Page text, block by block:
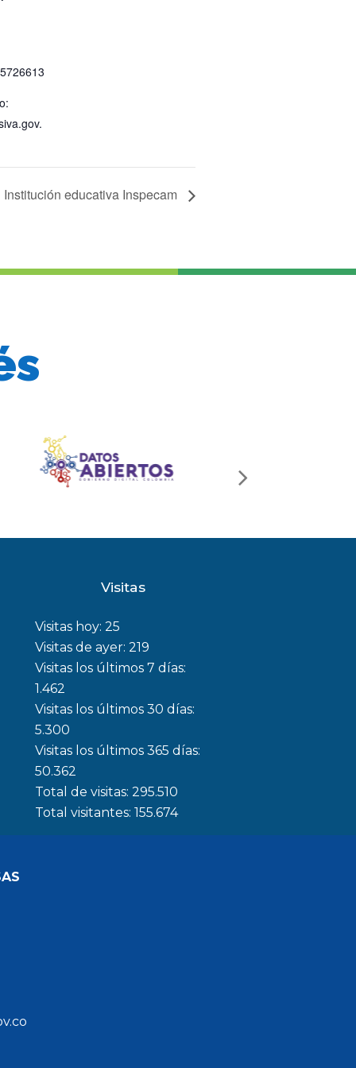
educativa Inspecam
Visitas
Visitas hoy: 25
Visitas de ayer: 219
Visitas los últimos 7 días:
1.462
Visitas los últimos 30 días:
5.300
Visitas los últimos 365 días:
50.362
Total de visitas: 295.510
Total visitantes: 155.674